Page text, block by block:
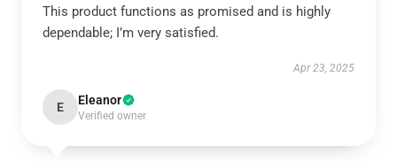
This product functions as promised and is highly
dependable; I’m very satisfied.
Apr 23, 2025
E Eleanor
Verified owner